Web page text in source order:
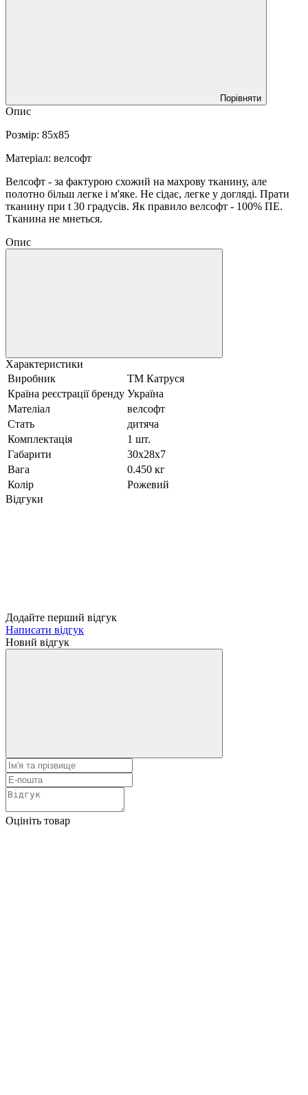
Порівняти
Опис
Розмір: 85х85
Матеріал: велсофт
Велсофт - за фактурою схожий на махрову тканину, але
полотно більш легке і м'яке. Не сідає, легке у догляді. Прати
тканину при t 30 градусів. Як правило велсофт - 100% ПЕ.
Тканина не мнеться.
Опис
Характеристики
Виробник
ТМ Катруся
Країна реєстрації бренду Україна
Мателіал
велсофт
Стать
дитяча
Комплектація
1 шт.
Габарити
30х28х7
Вага
0.450 кг
Колір
Рожевий
Відгуки
Додайте перший відгук
Написати відгук
Новий відгук
Оцініть товар